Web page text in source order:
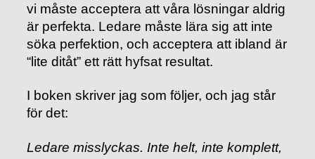
vi måste acceptera att våra lösningar aldrig
är perfekta. Ledare måste lära sig att inte
söka perfektion, och acceptera att ibland är
“lite ditåt” ett rätt hyfsat resultat.
I boken skriver jag som följer, och jag står
för det:
Ledare misslyckas. Inte helt, inte komplett,